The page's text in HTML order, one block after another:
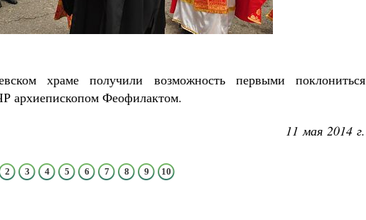
храме получили возможность первыми поклониться
архиепископом Феофилактом.
11 мая 2014 г.
2 3 4 5 6 7 8 9 10